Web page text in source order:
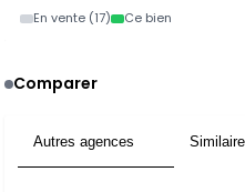
En vente (17) Ce bien
Comparer
Autres agences